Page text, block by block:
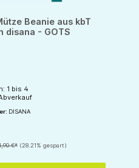
Beanie aus kbT
disana - GOTS
1 bis 4
DISANA
€* (28.21% gespart)